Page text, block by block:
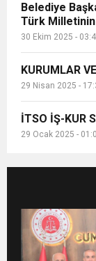
Belediye
Türk
30 Ekim 2025 -
KURUMLAR
29 Nisan 2025 -
İTSO İŞ-KUR
29 Ocak 2025 -